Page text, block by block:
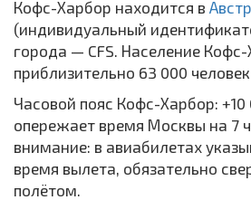
Кофс-Харбор находится в
(индивидуальный
города — CFS. Население
приблизительно 63 000 человек.
Часовой пояс Кофс-Харбор: +10
опережает время Москвы на 7
внимание: в авиабилетах
время вылета, обязательно
полётом.